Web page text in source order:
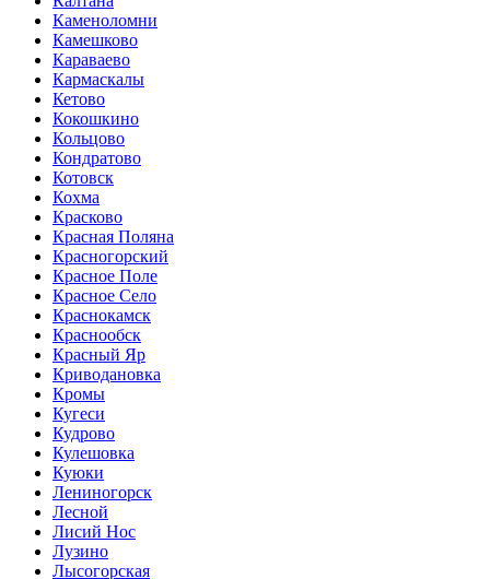
Каменоломни
Камешково
Караваево
Кармаскалы
Кетово
Кокошкино
Кольцово
Кондратово
Котовск
Кохма
Красково
Красная Поляна
Красногорский
Красное Поле
Красное Село
Краснокамск
Краснообск
Красный Яр
Криводановка
Кромы
Кугеси
Кудрово
Кулешовка
Куюки
Лениногорск
Лесной
Лисий Нос
Лузино
Лысогорская